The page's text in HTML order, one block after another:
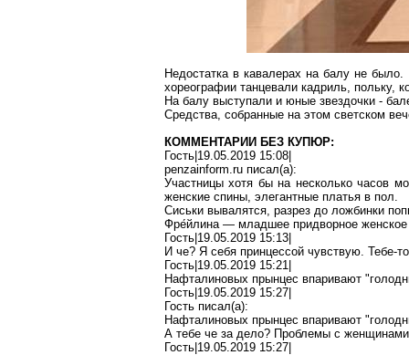
Недостатка в кавалерах на балу не
хореографии танцевали кадриль, польку,
На балу выступали и юные звездочки -
Средства, собранные на этом светском
КОММЕНТАРИИ БЕЗ КУПЮР:
Гость|19.05.2019 15:08|
penzainform.ru писал(a):
Участницы хотя бы на несколько часов
женские спины, элегантные платья в пол.
Сиськи вывалятся, разрез до ложбинки
Фре́йлина— младшее придворное женское
Гость|19.05.2019 15:13|
И че? Я себя принцессой чувствую. Тебе-
Гость|19.05.2019 15:21|
Нафталиновых прынцес впаривают
Гость|19.05.2019 15:27|
Гость писал(a):
Нафталиновых прынцес впаривают
А тебе че за дело? Проблемы с женщинами
Гость|19.05.2019 15:27|